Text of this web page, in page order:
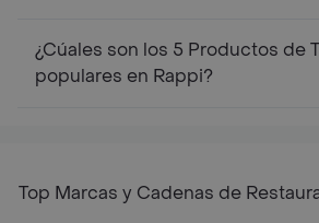
¿Cúales son los 5 Productos de
populares en Rappi?
Top Marcas y Cadenas de